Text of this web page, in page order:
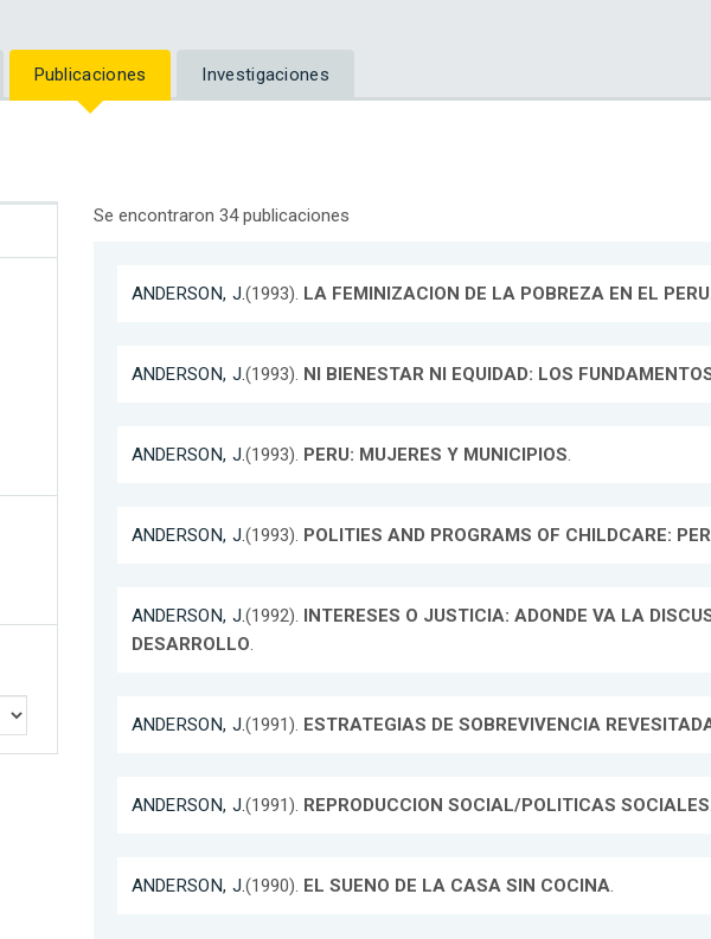
Publicaciones Investigaciones
Se encontraron 34 publicaciones
ANDERSON, J.(1993). LA FEMINIZACION DE LA POBREZA EN EL PERU.
ANDERSON, J.(1993). NI BIENESTAR NI EQUIDAD: LOS
ANDERSON, J.(1993). PERU: MUJERES Y MUNICIPIOS.
ANDERSON, J.(1993). POLITIES AND PROGRAMS OF CHILDCARE:
ANDERSON, J.(1992).
INTERESES O JUSTICIA: ADONDE VA LA
DESARROLLO.
ANDERSON, J.(1991). ESTRATEGIAS DE SOBREVIVENCIA
ANDERSON, J.(1991). REPRODUCCION SOCIAL/POLITICAS SOCIALES.
ANDERSON, J.(1990). EL SUENO DE LA CASA SIN COCINA.